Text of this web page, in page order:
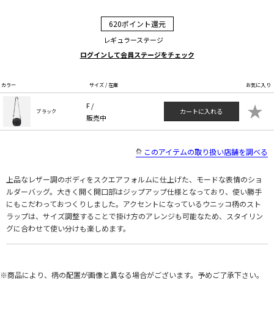
620ポイント還元
レギュラーステージ
ログインして会員ステージをチェック
カラー サイズ / 在庫 お気に入り
ブラック
F /
販売中
カートに入れる ★
このアイテムの取り扱い店舗を調べる
上品なレザー調のボディをスクエアフォルムに仕上げた、モードな表情のショ
ルダーバッグ。大きく開く開口部はジップアップ仕様となっており、使い勝手
にもこだわっておつくりしました。アクセントになっているウニッコ柄のスト
ラップは、サイズ調整することで掛け方のアレンジも可能なため、スタイリン
グに合わせて使い分けも楽しめます。
※商品により、柄の配置が画像と異なる場合がございます。予めご了承下さい。